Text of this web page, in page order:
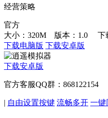
经营策略
官方
大小：320M 版本：1.0
下
下载电脑版 下载安卓版
下载安卓版
官方客服QQ群：868122154
| 自由设置按键 流畅多开 一键